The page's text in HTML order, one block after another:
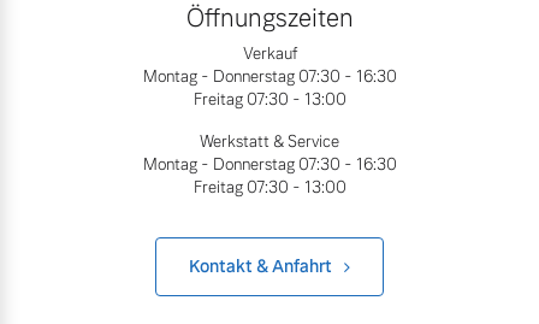
Öffnungszeiten
Verkauf
Montag - Donnerstag 07:30 - 16:30
Freitag 07:30 - 13:00
Werkstatt & Service
Montag - Donnerstag 07:30 - 16:30
Freitag 07:30 - 13:00
Kontakt & Anfahrt